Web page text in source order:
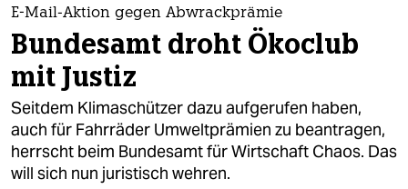
themen
politik
öko
gesellschaft
kultur
E-Mail-Aktion gegen Abwrackprämie
Bundesamt droht Ökoclub
mit Justiz
Seitdem Klimaschützer dazu aufgerufen haben,
auch für Fahrräder Umweltprämien zu beantragen,
herrscht beim Bundesamt für Wirtschaft Chaos. Das
will sich nun juristisch wehren.